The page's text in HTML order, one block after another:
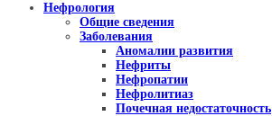
Нефрология
Общие сведения
Заболевания
Аномалии развития
Нефриты
Нефропатии
Нефролитиаз
Почечная недостаточность